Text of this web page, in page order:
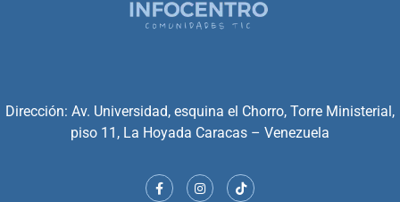
Dirección: Av. Universidad, esquina el Chorro, Torre Ministerial,
piso 11, La Hoyada Caracas – Venezuela